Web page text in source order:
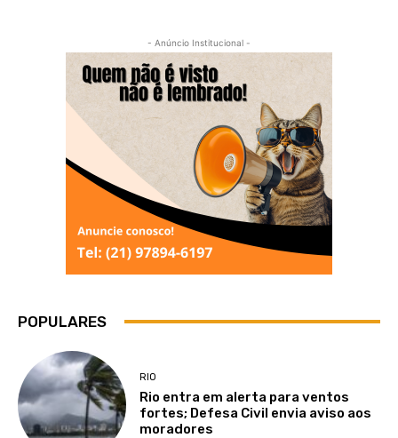
- Anúncio Institucional -
POPULARES
RIO
Rio entra em alerta para ventos
fortes; Defesa Civil envia aviso aos
moradores